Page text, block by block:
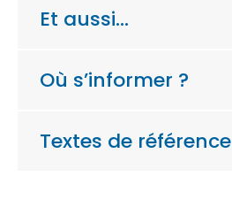
Et aussi…
Où s’informer ?
Textes de référence